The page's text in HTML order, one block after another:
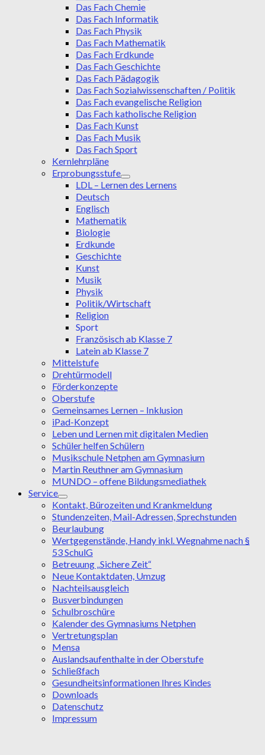
Das Fach Chemie
Das Fach Informatik
Das Fach Physik
Das Fach Mathematik
Das Fach Erdkunde
Das Fach Geschichte
Das Fach Pädagogik
Das Fach Sozialwissenschaften / Politik
Das Fach evangelische Religion
Das Fach katholische Religion
Das Fach Kunst
Das Fach Musik
Das Fach Sport
Kernlehrpläne
Erprobungsstufe
LDL – Lernen des Lernens
Deutsch
Englisch
Mathematik
Biologie
Erdkunde
Geschichte
Kunst
Musik
Physik
Politik/Wirtschaft
Religion
Sport
Französisch ab Klasse 7
Latein ab Klasse 7
Mittelstufe
Drehtürmodell
Förderkonzepte
Oberstufe
Gemeinsames Lernen – Inklusion
iPad-Konzept
Leben und Lernen mit digitalen Medien
Schüler helfen Schülern
Musikschule Netphen am Gymnasium
Martin Reuthner am Gymnasium
MUNDO – offene Bildungsmediathek
Service
Kontakt, Bürozeiten und Krankmeldung
Stundenzeiten, Mail-Adressen, Sprechstunden
Beurlaubung
Wertgegenstände, Handy inkl. Wegnahme nach §
53 SchulG
Betreuung „Sichere Zeit“
Neue Kontaktdaten, Umzug
Nachteilsausgleich
Busverbindungen
Schulbroschüre
Kalender des Gymnasiums Netphen
Vertretungsplan
Mensa
Auslandsaufenthalte in der Oberstufe
Schließfach
Gesundheitsinformationen Ihres Kindes
Downloads
Datenschutz
Impressum